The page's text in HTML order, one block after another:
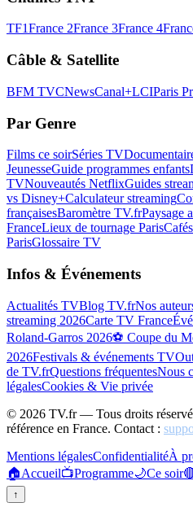
TF1France 2France 3France 4
Câble & Satellite
BFM TVCNewsCanal+LCIParis
Par Genre
Films ce soirSéries TV
JeunesseGuide programmes enfants
TVNouveautés NetflixGuides
vs Disney+Calculateur streaming
françaisesBaromètre TV.frPaysage
FranceLieux de tournage Paris
ParisGlossaire TV
Infos & Événements
Actualités TVBlog TV.frNos
streaming 2026Carte TV France
Roland-Garros 2026⚽ Coupe du
2026Festivals & événements TV
de TV.frQuestions fréquentesNous
légalesCookies & Vie privée
© 2026 TV.fr — Tous droits
référence en France. Contact :
Mentions légalesConfidentialitéÀ
🏠Accueil📺Programme🌙Ce soir
↑